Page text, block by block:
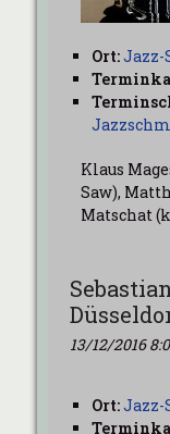
Ort:Jazz-
Klaus
Saw),
Matschat
13/12/2016
Ort:Jazz-